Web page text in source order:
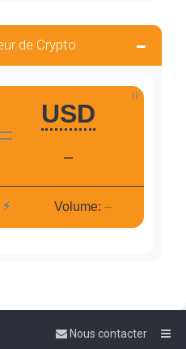
de Crypto
Nous contacter